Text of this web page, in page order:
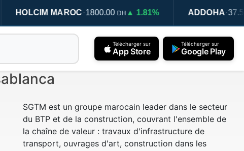
MAROC·1800.00DH▲ 1.81% ADDOHA·37.59DH▲
Télécharger sur
App Store
Télécharger sur
Google Play
SGTM est un groupe marocain leader dans le secteur
du BTP et de la construction, couvrant l'ensemble de
la chaîne de valeur : travaux d'infrastructure de
transport, ouvrages d'art, construction dans les